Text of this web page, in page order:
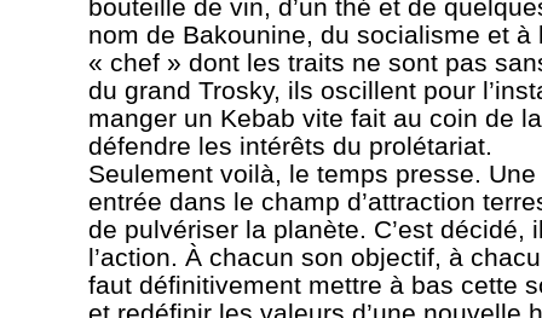
bouteille de vin, d’un thé et de
nom de Bakounine, du socialisme et à
« chef » dont les traits ne sont pas
du grand Trosky, ils oscillent pour
manger un Kebab vite fait au coin de
défendre les intérêts du prolétariat.
Seulement voilà, le temps presse.
entrée dans le champ d’attraction
de pulvériser la planète. C’est décidé,
l’action. À chacun son objectif, à
faut définitivement mettre à bas cette